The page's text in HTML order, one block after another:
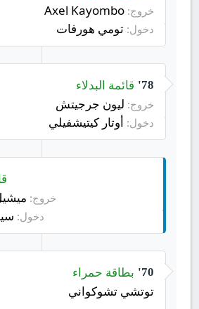
خروج:
دخول: تومي هورفات
78' قائمة البدلاء
خروج: ليون جرجيتش
دخول: أوتار كيتيشفيلي
خروج:
دخول:
70'
بطاقة حمراء
توتشي تشوكواني